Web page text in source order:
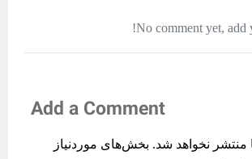
No comment yet, add
Add a Comment
منتشر نخواهد شد. بخش‌های موردنیاز